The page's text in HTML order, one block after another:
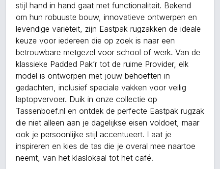
stijl hand in hand gaat met functionaliteit. Bekend
om hun robuuste bouw, innovatieve ontwerpen en
levendige variëteit, zijn Eastpak rugzakken de ideale
keuze voor iedereen die op zoek is naar een
betrouwbare metgezel voor school of werk. Van de
klassieke Padded Pak’r tot de ruime Provider, elk
model is ontworpen met jouw behoeften in
gedachten, inclusief speciale vakken voor veilig
laptopvervoer. Duik in onze collectie op
Tassenboef.nl en ontdek de perfecte Eastpak rugzak
die niet alleen aan je dagelijkse eisen voldoet, maar
ook je persoonlijke stijl accentueert. Laat je
inspireren en kies de tas die je overal mee naartoe
neemt, van het klaslokaal tot het café.